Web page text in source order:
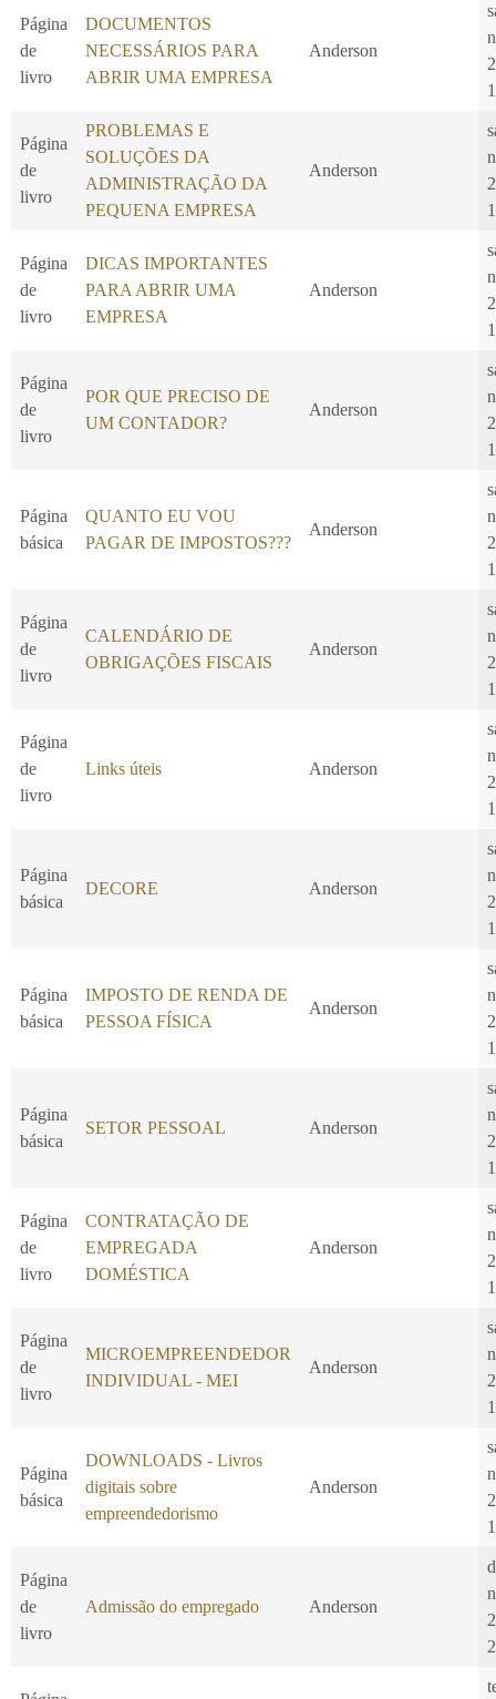
Página
de
livro
DOCUMENTOS
NECESSÁRIOS PARA
ABRIR UMA EMPRESA
Anderson
Página
de
livro
PROBLEMAS E
SOLUÇÕES DA
ADMINISTRAÇÃO DA
PEQUENA EMPRESA
Anderson
Página
de
livro
DICAS IMPORTANTES
PARA ABRIR UMA
EMPRESA
Anderson
Página
de
livro
POR QUE PRECISO DE
UM CONTADOR?
Anderson
Página
básica
QUANTO EU VOU
PAGAR DE IMPOSTOS???
Anderson
Página
de
livro
CALENDÁRIO DE
OBRIGAÇÕES FISCAIS
Anderson
Página
de
livro
Links úteis Anderson
Página
básica
DECORE Anderson
Página
básica
IMPOSTO DE RENDA DE
PESSOA FÍSICA
Anderson
Página
básica
SETOR PESSOAL Anderson
Página
de
livro
CONTRATAÇÃO DE
EMPREGADA
DOMÉSTICA
Anderson
Página
de
livro
MICROEMPREENDEDOR
INDIVIDUAL - MEI
Anderson
Página
básica
DOWNLOADS - Livros
digitais sobre
empreendedorismo
Anderson
Página
de
livro
Admissão do empregado Anderson